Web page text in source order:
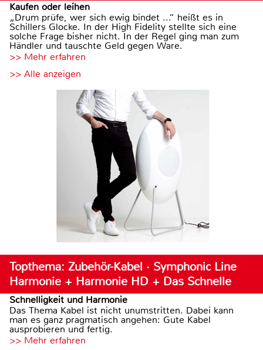
Kaufen oder leihen
„Drum prüfe, wer sich ewig bindet ...“ heißt es in
Schillers Glocke. In der High Fidelity stellte sich eine
solche Frage bisher nicht. In der Regel ging man zum
Händler und tauschte Geld gegen Ware.
>> Mehr erfahren
>> Alle anzeigen
Topthema: Zubehör-Kabel · Symphonic Line
Harmonie + Harmonie HD + Das Schnelle
Schnelligkeit und Harmonie
Das Thema Kabel ist nicht unumstritten. Dabei kann
man es ganz pragmatisch angehen: Gute Kabel
ausprobieren und fertig.
>> Mehr erfahren